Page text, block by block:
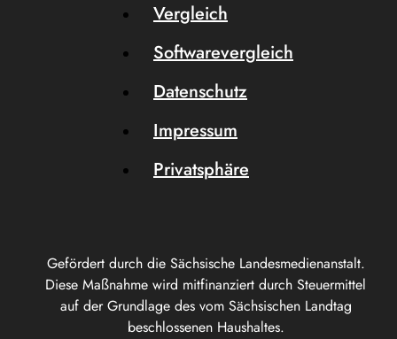
Gefördert durch die Sächsische Landesmedienanstalt.
Diese Maßnahme wird mitfinanziert durch Steuermittel
auf der Grundlage des vom Sächsischen Landtag
beschlossenen Haushaltes.
Vergleich
Softwarevergleich
Datenschutz
Impressum
Privatsphäre